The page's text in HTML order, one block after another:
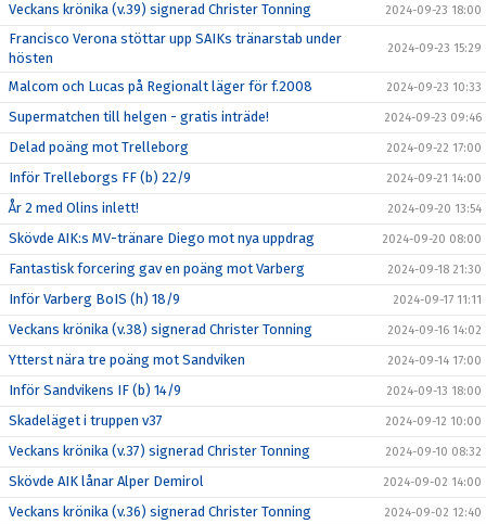
Veckans krönika (v.39) signerad Christer Tonning 2024-09-23 18:00
Francisco Verona stöttar upp SAIKs tränarstab under
hösten
2024-09-23 15:29
Malcom och Lucas på Regionalt läger för f.2008 2024-09-23 10:33
Supermatchen till helgen - gratis inträde! 2024-09-23 09:46
Delad poäng mot Trelleborg 2024-09-22 17:00
Inför Trelleborgs FF (b) 22/9 2024-09-21 14:00
År 2 med Olins inlett! 2024-09-20 13:54
Skövde AIK:s MV-tränare Diego mot nya uppdrag 2024-09-20 08:00
Fantastisk forcering gav en poäng mot Varberg 2024-09-18 21:30
Inför Varberg BoIS (h) 18/9 2024-09-17 11:11
Veckans krönika (v.38) signerad Christer Tonning 2024-09-16 14:02
Ytterst nära tre poäng mot Sandviken 2024-09-14 17:00
Inför Sandvikens IF (b) 14/9 2024-09-13 18:00
Skadeläget i truppen v37 2024-09-12 10:00
Veckans krönika (v.37) signerad Christer Tonning 2024-09-10 08:32
Skövde AIK lånar Alper Demirol 2024-09-02 14:00
Veckans krönika (v.36) signerad Christer Tonning 2024-09-02 12:40